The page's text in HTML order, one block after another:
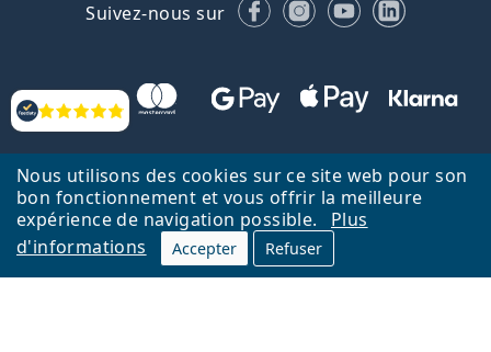
Nous utilisons des cookies sur ce site web pour son
bon fonctionnement et vous offrir la meilleure
expérience de navigation possible.
Plus
d'informations
Accepter Refuser
Évaluation
Suivez-nous sur FacebookInstagram
YouTubeLinkedIn
Retour à la page d'accueil
Haut
Lentiamo.fr est géré et exploité par Lentiamo s.r.o., République